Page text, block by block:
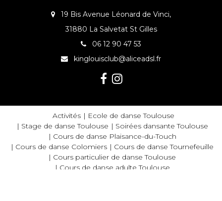
19 Bis Avenue Léonard de Vinci,
31880 La Salvetat St Gilles
06 12 90 47 53
kinglouisclub@aliceadsl.fr
Activités
Ecole de danse Toulouse
Stage de danse Toulouse
Soirées dansante Toulouse
Cours de danse Plaisance-du-Touch
Cours de danse Colomiers
Cours de danse Tournefeuille
Cours particulier de danse Toulouse
Cours de danse adulte Toulouse